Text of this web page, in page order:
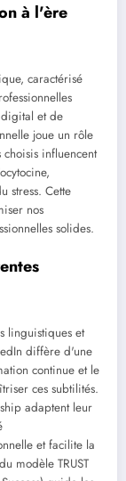
à l'ère
caractérisé
et de
joue un rôle
choisis influencent
stress. Cette
nos
solides.
linguistiques et
diffère d'une
continue et le
ces subtilités.
adaptent leur
et facilite la
modèle TRUST